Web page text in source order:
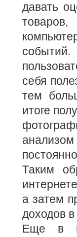
давать
событий.
себя
тем
итоге
Таким
а затем
доходов
Еще в